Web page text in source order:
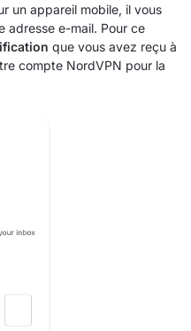
un appareil mobile, il vous
adresse e-mail. Pour ce
que vous avez reçu à
compte NordVPN pour la